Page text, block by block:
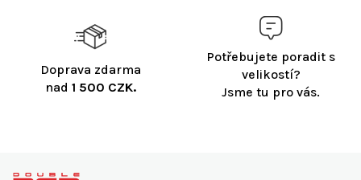
Doprava zdarma
nad 1 500 CZK.
Potřebujete poradit s
velikostí?
Jsme tu pro vás.